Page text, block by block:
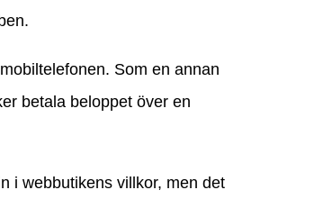
Som en annan
betala beloppet över en
i webbutikens villkor, men det